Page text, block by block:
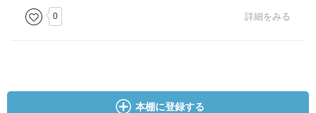
0 詳細をみる
本棚に登録する